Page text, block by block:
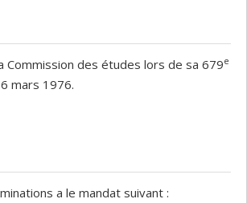
Commission des études lors de sa 679e
mars 1976.
a le mandat suivant :